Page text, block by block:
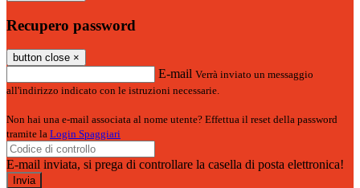
Recupero password
button close ×
E-mail Verrà inviato un messaggio
all'indirizzo indicato con le istruzioni necessarie.
Non hai una e-mail associata al nome utente? Effettua il reset della password
tramite la Login Spaggiari
E-mail inviata, si prega di controllare la casella di posta elettronica!